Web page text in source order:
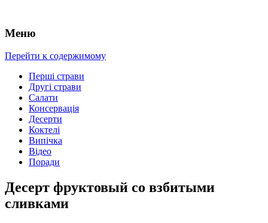
Меню
Перейти к содержимому
Перші страви
Другі страви
Салати
Консервація
Десерти
Коктелі
Випічка
Відео
Поради
Десерт фруктовый со взбитыми
сливками